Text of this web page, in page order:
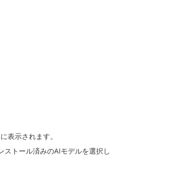
表示されます。
トール済みのAIモデルを選択し